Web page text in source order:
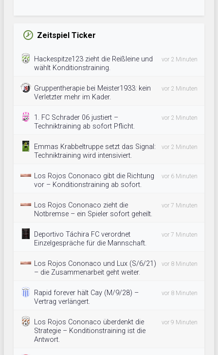
Zeitspiel Ticker
Hackespitze123 zieht die Reißleine und
wählt Konditionstraining.
vor 2 Minuten
Gruppentherapie bei Meister1933: kein
Verletzter mehr im Kader.
vor 2 Minuten
1. FC Schrader 06 justiert –
Techniktraining ab sofort Pflicht.
vor 2 Minuten
Emmas Krabbeltruppe setzt das Signal:
Techniktraining wird intensiviert.
vor 2 Minuten
Los Rojos Cononaco gibt die Richtung
vor – Konditionstraining ab sofort.
vor 6 Minuten
Los Rojos Cononaco zieht die
Notbremse – ein Spieler sofort geheilt.
vor 7 Minuten
Deportivo Táchira FC verordnet
Einzelgespräche für die Mannschaft.
vor 7 Minuten
Los Rojos Cononaco und Lux (S/6/21)
– die Zusammenarbeit geht weiter.
vor 8 Minuten
Rapid forever hält Cay (M/9/28) –
Vertrag verlängert.
vor 8 Minuten
Los Rojos Cononaco überdenkt die
Strategie – Konditionstraining ist die
Antwort.
vor 9 Minuten